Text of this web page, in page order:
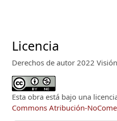
Licencia
Derechos de autor 2022
Esta obra está bajo una
Commons Atribución-